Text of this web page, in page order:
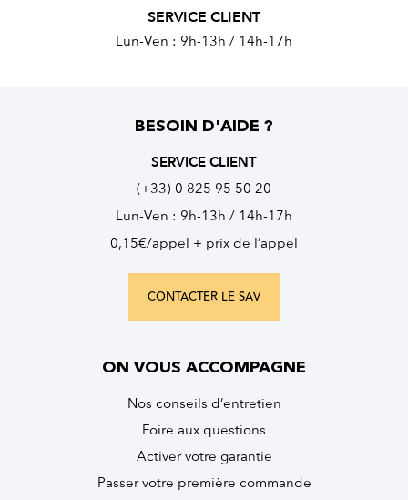
SERVICE CLIENT
Lun-Ven : 9h-13h / 14h-17h
BESOIN D'AIDE ?
SERVICE CLIENT
(+33) 0 825 95 50 20
Lun-Ven : 9h-13h / 14h-17h
0,15€/appel + prix de l’appel
CONTACTER LE SAV
ON VOUS ACCOMPAGNE
Nos conseils d’entretien
Foire aux questions
Activer votre garantie
Passer votre première commande